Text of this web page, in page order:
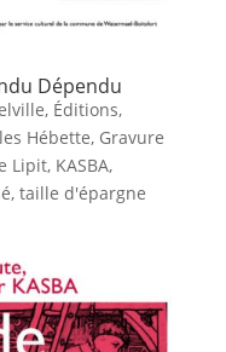
Dépendu
, Éditions,
Hébette, Gravure
Lipit, KASBA,
, taille d'épargne